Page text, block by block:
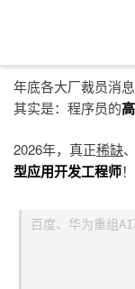
年底各大厂裁员消
其实是：程序员的
2026年，真正稀缺、
型应用开发工程师！
百度、华为重组AI